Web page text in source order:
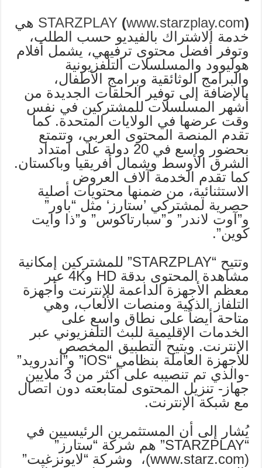
STARZPLAY(www.starzplay.com)
هي
خدمة الاشتراك بالفيديو حسب الطلب،
وتوفر أفضل محتوى ترفيهي، يشمل أفلام
هوليوود والمسلسلات التلفزيونية
والبرامج الوثائقية وبرامج الأطفال،
بالإضافة إلى توفير الحلقات الجديدة من
أشهر المسلسلات للمشتركين في نفس
وقت عرضها في الولايات المتحدة. كما
تقدم المنصة المحتوى العربي، وتتمتع
بحضور واسع في 20 دولة على امتداد
الشرق الأوسط وشمال أفريقيا وباكستان.
كما تقدم الخدمة آلاف العروض
الاستثنائية، من ضمنها محتويات أصلية
حصرية لمشتركي ’ستارز‘ مثل “باور”
و”آوت لاندر” و”سبارتاكوس” و”ذا وايت
كوين”.
وتتيح “STARZPLAY” للمشتركين إمكانية
مشاهدة المحتوى بدقة HD و4K عبر
معظم الأجهزة الداعمة للإنترنت وأجهزة
التلفاز الذكية ومنصات الألعاب، وهي
متاحة أيضاً على نطاق واسع على
الخدمات الإقليمية للبث التلفزيوني عبر
الإنترنت. ويتيح التطبيق المخصص
للأجهزة العاملة بنظامي “iOS” و”أندرويد”
-والذي تم تنصيبه على أكثر من 3 ملايين
جهاز- تنزيل المحتوى لمتابعته دون اتصال
مع شبكة الإنترنت.
يُشار إلى أن المستثمرين الرئيسيين في
“STARZPLAY” هم شركة “ستارز”
(www.starz.com)، وشركة “لايونزغيت”